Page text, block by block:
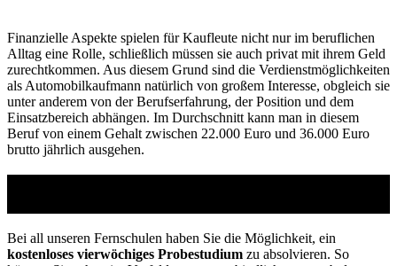
Finanzielle Aspekte spielen für Kaufleute nicht nur im beruflichen
Alltag eine Rolle, schließlich müssen sie auch privat mit ihrem Geld
zurechtkommen. Aus diesem Grund sind die Verdienstmöglichkeiten
als Automobilkaufmann natürlich von großem Interesse, obgleich sie
unter anderem von der Berufserfahrung, der Position und dem
Einsatzbereich abhängen. Im Durchschnitt kann man in diesem
Beruf von einem Gehalt zwischen 22.000 Euro und 36.000 Euro
brutto jährlich ausgehen.
Bei all unseren Fernschulen haben Sie die Möglichkeit, ein
kostenloses vierwöchiges Probestudium zu absolvieren. So